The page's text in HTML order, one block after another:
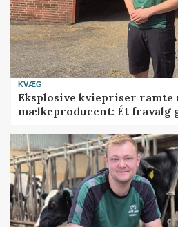
KVÆG
Eksplosive kviepriser
mælkeproducent: Ét fravalg